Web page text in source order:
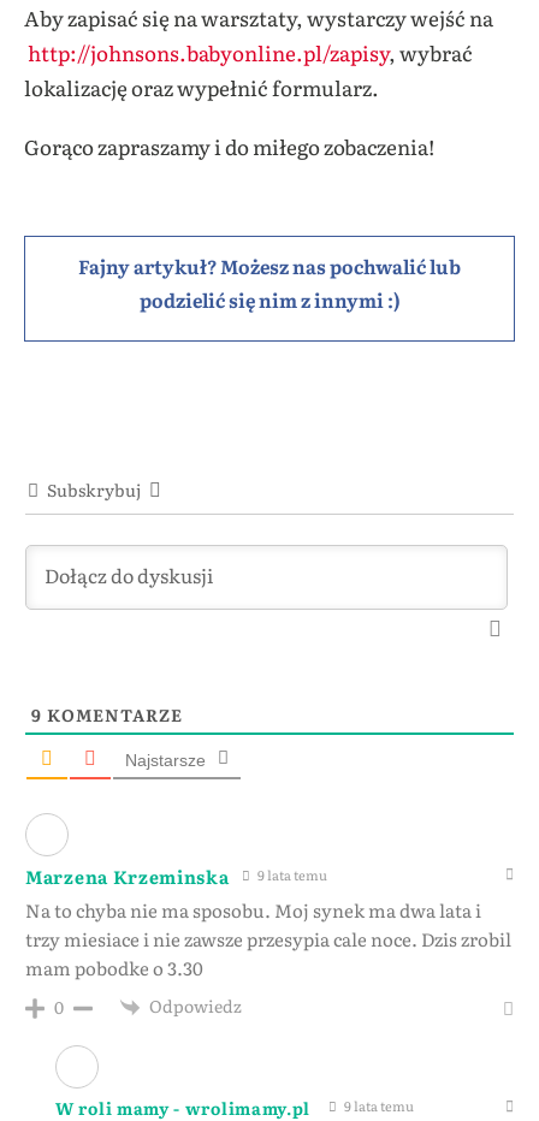
Aby zapisać się na warsztaty, wystarczy wejść na
http://johnsons.babyonline.pl/zapisy, wybrać
lokalizację oraz wypełnić formularz.
Gorąco zapraszamy i do miłego zobaczenia!
Fajny artykuł? Możesz nas pochwalić lub
podzielić się nim z innymi :)
Subskrybuj
9 KOMENTARZE
Najstarsze
Marzena Krzeminska 9 lata temu
Na to chyba nie ma sposobu. Moj synek ma dwa lata i
trzy miesiace i nie zawsze przesypia cale noce. Dzis zrobil
mam pobodke o 3.30
0 Odpowiedz
W roli mamy - wrolimamy.pl 9 lata temu